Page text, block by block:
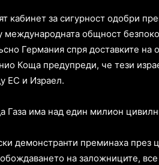
кабинет за сигурност одобри
международната общност
Германия спря доставките на
Коща предупреди, че тези
ЕС и Израел.
Газа има над един милион
демонстранти преминаха през
на заложниците,